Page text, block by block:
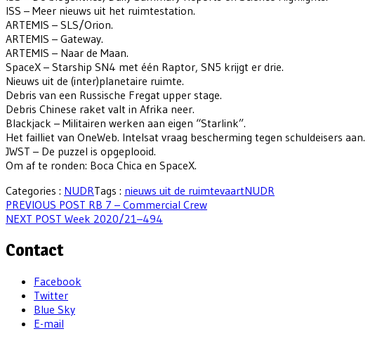
ISS – Meer nieuws uit het ruimtestation.
ARTEMIS – SLS/Orion.
ARTEMIS – Gateway.
ARTEMIS – Naar de Maan.
SpaceX – Starship SN4 met één Raptor, SN5 krijgt er drie.
Nieuws uit de (inter)planetaire ruimte.
Debris van een Russische Fregat upper stage.
Debris Chinese raket valt in Afrika neer.
Blackjack – Militairen werken aan eigen “Starlink”.
Het failliet van OneWeb. Intelsat vraag bescherming tegen schuldeisers aan.
JWST – De puzzel is opgeplooid.
Om af te ronden: Boca Chica en SpaceX.
Categories : NUDRTags : nieuws uit de ruimtevaartNUDR
Berichtnavigatie
PREVIOUS POST Previous
post:
RB 7 – Commercial Crew
NEXT POST Next
Week 2020/21–494
Contact
Facebook
Twitter
Blue Sky
E-mail